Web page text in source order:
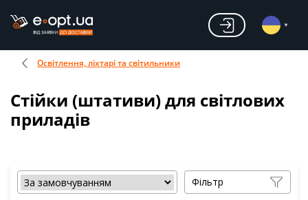
Освітлення, ліхтарі та світильники
Стійки (штативи) для світлових
приладів
Фільтр